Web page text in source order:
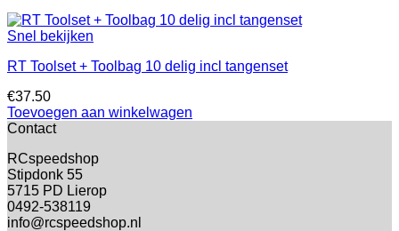
Snel bekijken
RT Toolset + Toolbag 10 delig incl tangenset
€37.50
Toevoegen aan winkelwagen
Contact
RCspeedshop
Stipdonk 55
5715 PD Lierop
0492-538119
info@rcspeedshop.nl